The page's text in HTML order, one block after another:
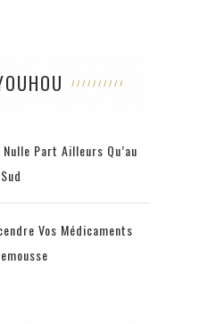
Part Ailleurs Qu’au
Vos Médicaments